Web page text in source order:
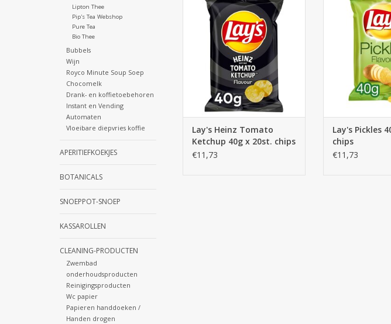
Lipton Thee
Pip's Tea Webshop
Pure Tea
Bio Thee
Bubbels
Wijn
Royco Minute Soup Soep
Chocomelk
Drank- en koffietoebehoren
Instant en Vending
Automaten
Vloeibare diepvries koffie
APERITIEFKOEKJES
BOTANICALS
SNOEPPOT-SNOEP
KASSAROLLEN
CLEANING-PRODUCTEN
Zwembad
onderhoudsproducten
Reinigingsproducten
Wc papier
Papieren handdoeken /
Handen drogen
x 20st. chips
TOEVOEGEN AAN WINKELWAGEN
Lay's Heinz Tomato
Ketchup 40g x 20st. chips
€11,73
TOEVOEGEN AAN
Lay's Pickles
chips
€11,73